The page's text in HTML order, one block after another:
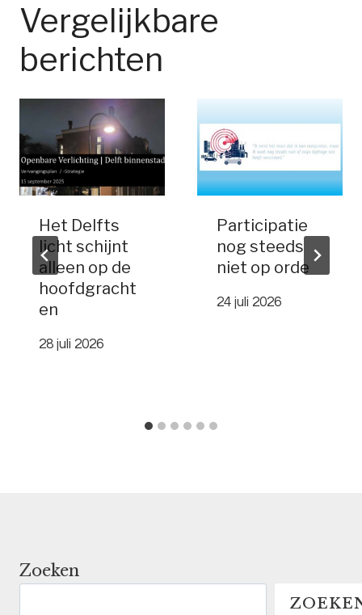
Vergelijkbare
berichten
Het Delfts
licht schijnt
alleen op de
hoofdgracht
en
28 juli 2026
Participatie
nog steeds
niet op orde
24 juli 2026
Zoeken